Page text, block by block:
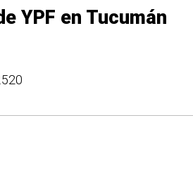
YPF en Tucumán